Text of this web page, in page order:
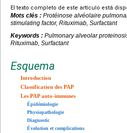
El texto completo de este artículo está
Mots clés : Protéinose alvéolaire
stimulating factor, Rituximab, Surfactant
Keywords : Pulmonary alveolar
Rituximab, Surfactant
Esquema
Introduction
Classification des PAP
Les PAP auto-immunes
Épidémiologie
Physiopathologie
Diagnostic
Évolution et complications